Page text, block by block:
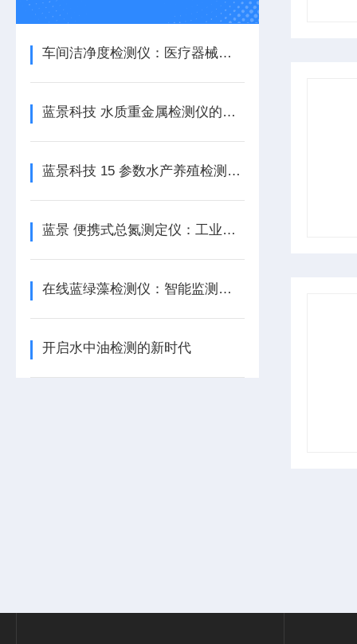
车间洁净度检测仪：医疗器械行业的质量把关者
蓝景科技 水质重金属检测仪的产品介绍
蓝景科技 15 参数水产养殖检测仪，开启智慧养殖新篇章
蓝景 便携式总氮测定仪：工业废水监管的得力卫士
在线蓝绿藻检测仪：智能监测，守护水之美
开启水中油检测的新时代